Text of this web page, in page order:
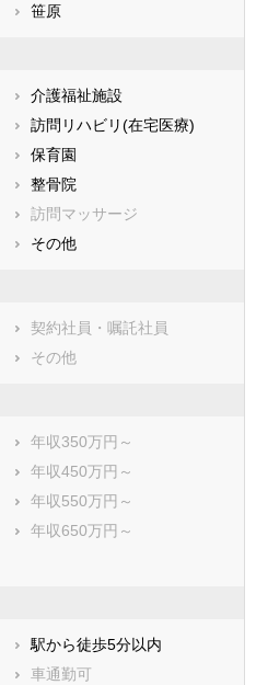
徳島県
高知県
笹原
介護福祉施設
訪問リハビリ(在宅医療)
保育園
整骨院
訪問マッサージ
その他
契約社員・嘱託社員
その他
年収350万円～
年収450万円～
年収550万円～
年収650万円～
駅から徒歩5分以内
車通勤可